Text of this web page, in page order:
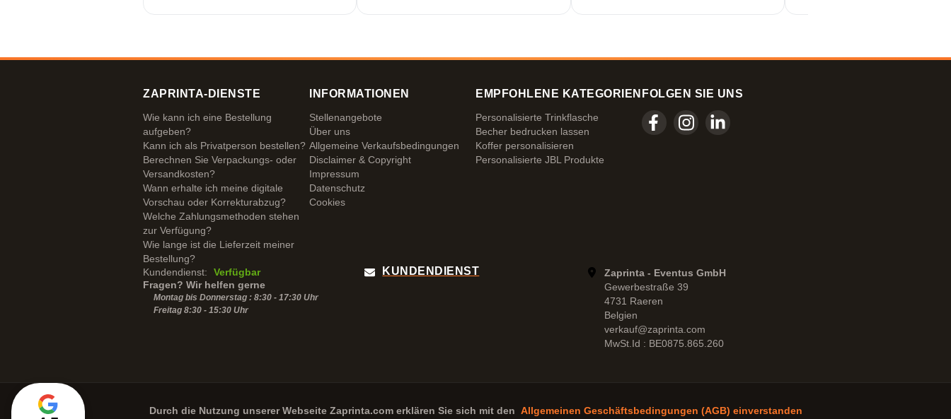
ZAPRINTA-DIENSTE
Wie kann ich eine Bestellung
aufgeben?
Kann ich als Privatperson bestellen?
Berechnen Sie Verpackungs- oder
Versandkosten?
Wann erhalte ich meine digitale
Vorschau oder Korrekturabzug?
Welche Zahlungsmethoden stehen
zur Verfügung?
Wie lange ist die Lieferzeit meiner
Bestellung?
INFORMATIONEN
Stellenangebote
Über uns
Allgemeine Verkaufsbedingungen
Disclaimer & Copyright
Impressum
Datenschutz
Cookies
EMPFOHLENE KATEGORIEN
Personalisierte Trinkflasche
Becher bedrucken lassen
Koffer personalisieren
Personalisierte JBL Produkte
FOLGEN SIE UNS
Kundendienst:
Verfügbar
Fragen? Wir helfen gerne
Montag bis Donnerstag : 8:30 - 17:30 Uhr
Freitag 8:30 - 15:30 Uhr
KUNDENDIENST
Zaprinta - Eventus GmbH
Gewerbestraße 39
4731 Raeren
Belgien
verkauf@zaprinta.com
MwSt.Id : BE0875.865.260
Durch die Nutzung unserer Webseite Zaprinta.comerklären Sie sich mit den Allgemeinen Geschäftsbedingungen (AGB) einverstanden